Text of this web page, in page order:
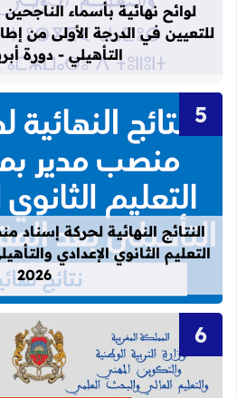
لوائح نهائية بأسماء
للتعيين في الدرجة الأولى من
التأهيلي - دورة أبريل
قراءة
النتائج النهائية لحركة
التعليم الثانوي الإعدادي
2026